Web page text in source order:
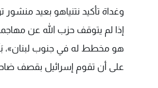
وغداة تأكيد نتنياهو بعيد منشور
إذا لم يتوقف حزب الله عن
هو مخطط له في جنوب لبنان»،
على أن تقوم إسرائيل بقصف